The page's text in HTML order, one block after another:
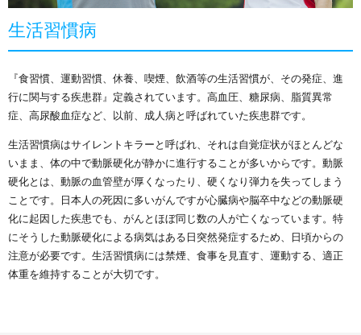
生活習慣病
『食習慣、運動習慣、休養、喫煙、飲酒等の生活習慣が、その発症、進
行に関与する疾患群』定義されています。高血圧、糖尿病、脂質異常
症、高尿酸血症など、以前、成人病と呼ばれていた疾患群です。
生活習慣病はサイレントキラーと呼ばれ、それは自覚症状がほとんどな
いまま、体の中で動脈硬化が静かに進行することが多いからです。動脈
硬化とは、動脈の血管壁が厚くなったり、硬くなり弾力を失ってしまう
ことです。日本人の死因に多いがんですが心臓病や脳卒中などの動脈硬
化に起因した疾患でも、がんとほぼ同じ数の人が亡くなっています。特
にそうした動脈硬化による病気はある日突然発症するため、日頃からの
注意が必要です。生活習慣病には禁煙、食事を見直す、運動する、適正
体重を維持することが大切です。